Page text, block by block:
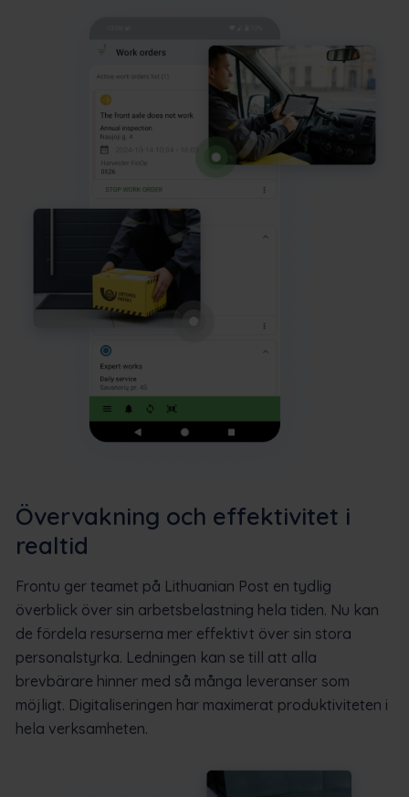
Övervakning och effektivitet i
realtid
Frontu ger teamet på Lithuanian Post en tydlig
överblick över sin arbetsbelastning hela tiden. Nu kan
de fördela resurserna mer effektivt över sin stora
personalstyrka. Ledningen kan se till att alla
brevbärare hinner med så många leveranser som
möjligt. Digitaliseringen har maximerat produktiviteten i
hela verksamheten.